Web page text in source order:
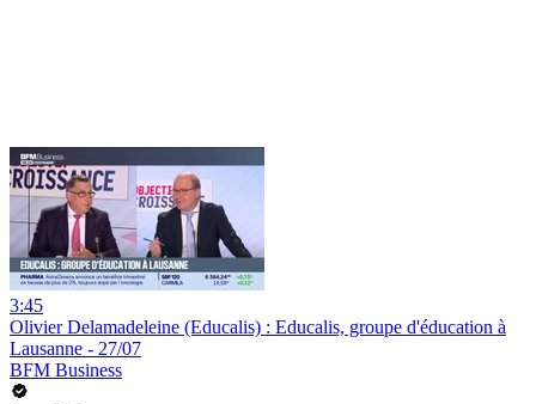
3:45
Olivier Delamadeleine (Educalis) : Educalis, groupe d'éducation à
Lausanne - 27/07
BFM Business